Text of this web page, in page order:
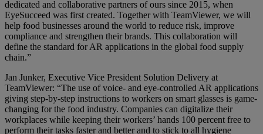
dedicated and collaborative partners of ours since 2015, when
EyeSucceed was first created. Together with TeamViewer, we will
help food businesses around the world to reduce risk, improve
compliance and strengthen their brands. This collaboration will
define the standard for AR applications in the global food supply
chain.”
Jan Junker, Executive Vice President Solution Delivery at
TeamViewer: “The use of voice- and eye-controlled AR applications
giving step-by-step instructions to workers on smart glasses is game-
changing for the food industry. Companies can digitalize their
workplaces while keeping their workers’ hands 100 percent free to
perform their tasks faster and better and to stick to all hygiene